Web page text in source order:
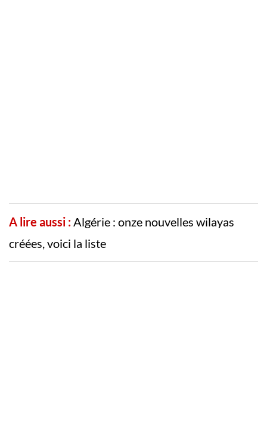
A lire aussi :Algérie : onze nouvelles wilayas
créées, voici la liste